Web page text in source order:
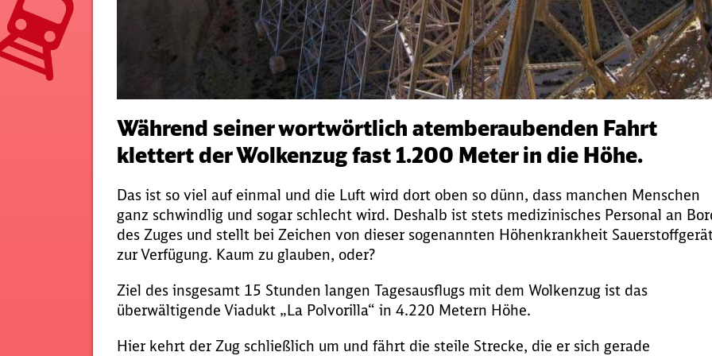
Während seiner wortwörtlich atemberaubenden Fahrt
klettert der Wolkenzug fast 1.200 Meter in die Höhe.
Das ist so viel auf einmal und die Luft wird dort oben so dünn, dass manchen Menschen
ganz schwindlig und sogar schlecht wird. Deshalb ist stets medizinisches Personal an
des Zuges und stellt bei Zeichen von dieser sogenannten Höhenkrankheit
zur Verfügung. Kaum zu glauben, oder?
Ziel des insgesamt 15 Stunden langen Tagesausflugs mit dem Wolkenzug ist das
überwältigende Viadukt „La Polvorilla“ in 4.220 Metern Höhe.
Hier kehrt der Zug schließlich um und fährt die steile Strecke, die er sich gerade